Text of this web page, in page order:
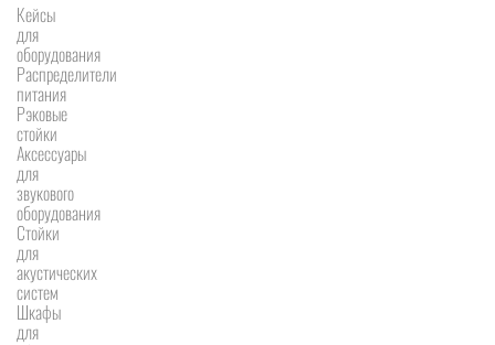
Кейсы
для
оборудования
Распределители
питания
Рэковые
стойки
Аксессуары
для
звукового
оборудования
Стойки
для
акустических
систем
Шкафы
для